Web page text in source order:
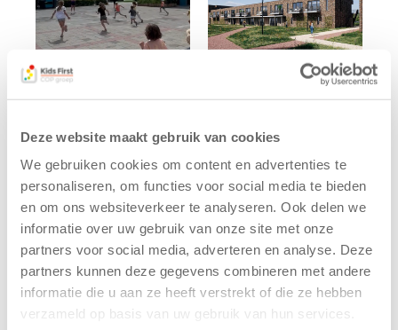
Deze website maakt gebruik van cookies
We gebruiken cookies om content en advertenties te
personaliseren, om functies voor social media te bieden
en om ons websiteverkeer te analyseren. Ook delen we
informatie over uw gebruik van onze site met onze
partners voor social media, adverteren en analyse. Deze
partners kunnen deze gegevens combineren met andere
informatie die u aan ze heeft verstrekt of die ze hebben
verzameld op basis van uw gebruik van hun services.
Kinderen BSO
De
Westerburcht
trainen alvast
voor Kids First
Mini 4 Mijl
7 augustus 2026
Eelde, 6 augustus
2026 – Kinderen
Kids First
tekent
koopcontract
voor nieuw
kindcentrum in
wijk Wiarda in
Leeuwarden
11 juni 2026
Leeuwarden –